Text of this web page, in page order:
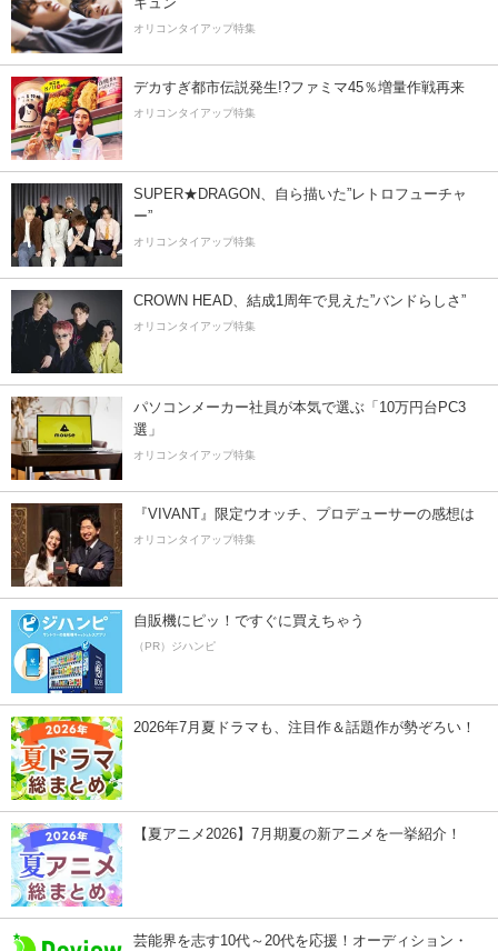
オリコンタイアップ特集
デカすぎ都市伝説発生!?ファミマ45％増量作戦再来
オリコンタイアップ特集
SUPER★DRAGON、自ら描いた”レトロフューチャ
ー”
オリコンタイアップ特集
CROWN HEAD、結成1周年で見えた”バンドらしさ”
オリコンタイアップ特集
パソコンメーカー社員が本気で選ぶ「10万円台PC3
選」
オリコンタイアップ特集
『VIVANT』限定ウオッチ、プロデューサーの感想は
オリコンタイアップ特集
自販機にピッ！ですぐに買えちゃう
（PR）ジハンピ
2026年7月夏ドラマも、注目作＆話題作が勢ぞろい！
【夏アニメ2026】7月期夏の新アニメを一挙紹介！
芸能界を志す10代～20代を応援！オーディション・